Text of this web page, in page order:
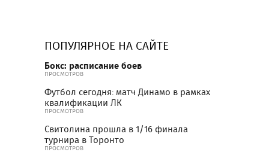
ПОПУЛЯРНОЕ НА САЙТЕ
Бокс: расписание боев
ПРОСМОТРОВ
Футбол сегодня: матч Динамо в рамках
квалификации ЛК
ПРОСМОТРОВ
Свитолина прошла в 1/16 финала
турнира в Торонто
ПРОСМОТРОВ